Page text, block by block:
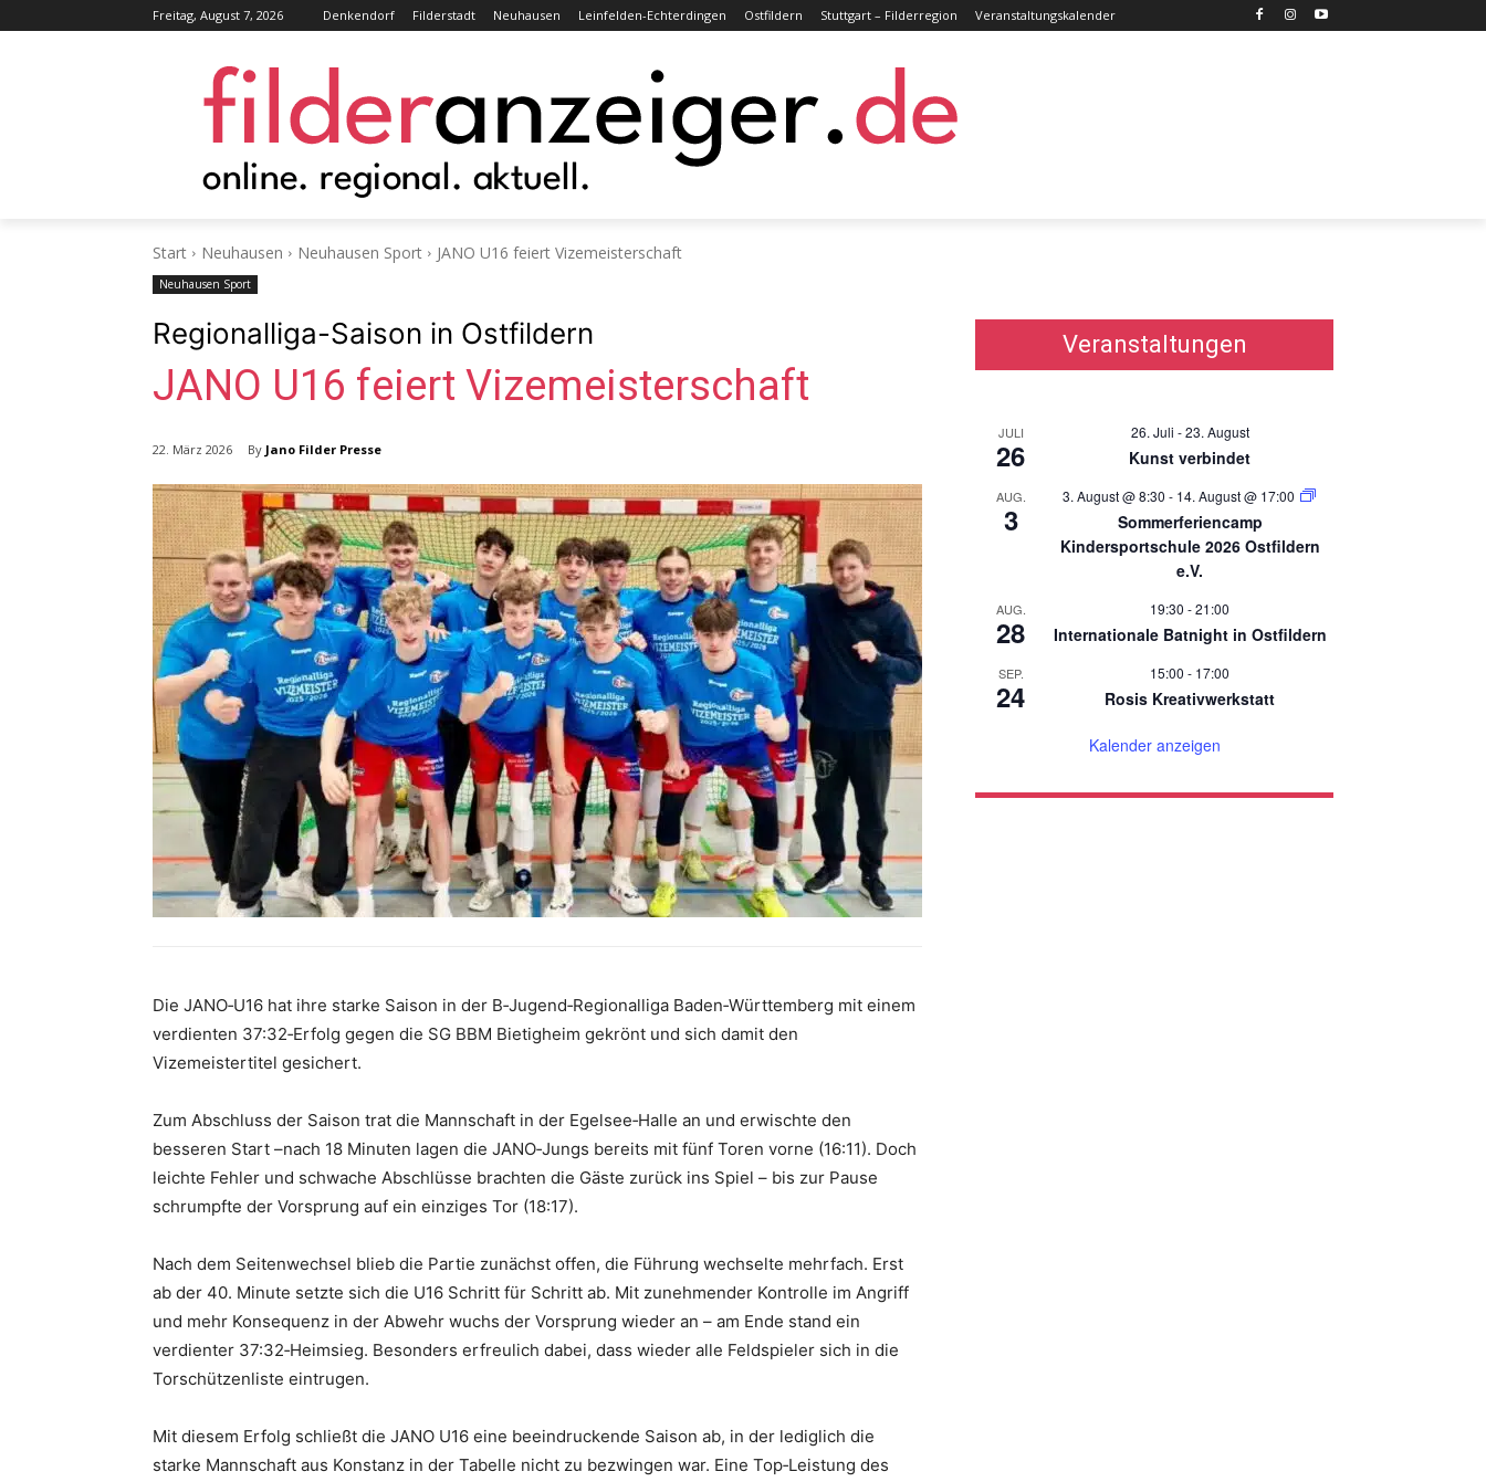
Freitag, August 7, 2026 Denkendorf Filderstadt Neuhausen Leinfelden-Echterdingen Ostfildern Stuttgart – Filderregion Veranstaltungskalender
Start Neuhausen Neuhausen Sport JANO U16 feiert Vizemeisterschaft
Neuhausen Sport
Regionalliga-Saison in Ostfildern
JANO U16 feiert Vizemeisterschaft
22. März 2026 By Jano Filder Presse
Die JANO‑U16 hat ihre starke Saison in der B‑Jugend‑Regionalliga Baden‑Württemberg mit einem
verdienten 37:32‑Erfolg gegen die SG BBM Bietigheim gekrönt und sich damit den
Vizemeistertitel gesichert.
Zum Abschluss der Saison trat die Mannschaft in der Egelsee‑Halle an und erwischte den
besseren Start –nach 18 Minuten lagen die JANO‑Jungs bereits mit fünf Toren vorne (16:11). Doch
leichte Fehler und schwache Abschlüsse brachten die Gäste zurück ins Spiel – bis zur Pause
schrumpfte der Vorsprung auf ein einziges Tor (18:17).
Nach dem Seitenwechsel blieb die Partie zunächst offen, die Führung wechselte mehrfach. Erst
ab der 40. Minute setzte sich die U16 Schritt für Schritt ab. Mit zunehmender Kontrolle im Angriff
und mehr Konsequenz in der Abwehr wuchs der Vorsprung wieder an – am Ende stand ein
verdienter 37:32‑Heimsieg. Besonders erfreulich dabei, dass wieder alle Feldspieler sich in die
Torschützenliste eintrugen.
Mit diesem Erfolg schließt die JANO U16 eine beeindruckende Saison ab, in der lediglich die
starke Mannschaft aus Konstanz in der Tabelle nicht zu bezwingen war. Eine Top‑Leistung des
Veranstaltungen
JULI
26
26. Juli -23. August
Kunst verbindet
AUG.
3
3. August @ 8:30 - 14. August @ 17:00
Sommerferiencamp
Kindersportschule 2026 Ostfildern
e.V.
AUG.
28
19:30 -21:00
Internationale Batnight in Ostfildern
SEP.
24
15:00 - 17:00
Rosis Kreativwerkstatt
Kalender anzeigen